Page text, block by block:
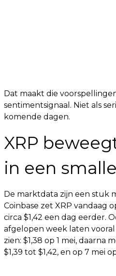
Dat maakt die
sentimentsignaal. Niet als
komende dagen.
XRP
in een
De marktdata zijn een stuk
Coinbase zet XRP vandaag
circa $1,42 een dag eerder.
afgelopen week laten
zien: $1,38 op 1 mei, daarna
$1,39 tot $1,42, en op 7 mei